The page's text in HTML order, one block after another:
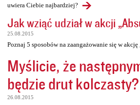
uwiera Ciebie najbardziej?
Jak wziąć udział w akcji
25.08.2015
Poznaj 5 sposobów na zaangażowanie się w
Myślicie, że
będzie drut kolczasty?
26.08.2015